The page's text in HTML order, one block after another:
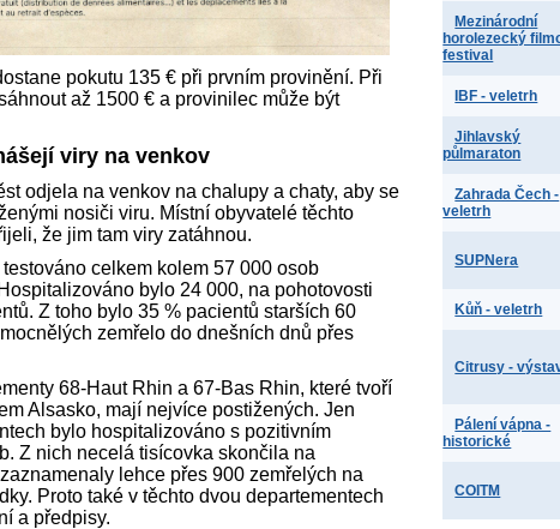
pokutu 135 € při prvním provinění. Při
až 1500 € a provinilec může být
viry na venkov
odjela na venkov na chalupy a chaty, aby se
nosiči viru. Místní obyvatelé těchto
že jim tam viry zatáhnou.
celkem kolem 57 000 osob
bylo 24 000, na pohotovosti
Z toho bylo 35 % pacientů starších 60
zemřelo do dnešních dnů přes
68-Haut Rhin a 67-Bas Rhin, které tvoří
Alsasko, mají nejvíce postižených. Jen
bylo hospitalizováno s pozitivním
Z nich necelá tisícovka skončila na
lehce přes 900 zemřelých na
Proto také v těchto dvou departementech
a předpisy.
Mezinárodní
horolezecký
festival
IBF - veletrh
Jihlavský
půlmaraton
Zahrada Čech -
veletrh
SUPNera
Kůň - veletrh
Citrusy -
Pálení vápna -
historické
COITM